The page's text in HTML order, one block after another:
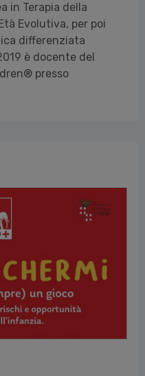
in Terapia della
Evolutiva, per poi
differenziata
è docente del
presso